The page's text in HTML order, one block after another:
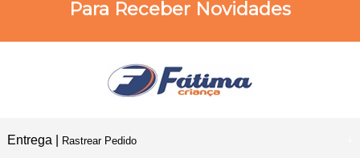
Para Receber Novidades
Entrega | Rastrear Pedido